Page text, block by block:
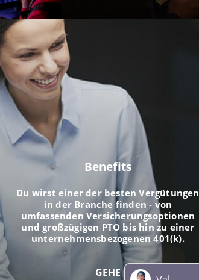
Benefits
Du wirst einer der besten Vergütungen
in der Branche finden - von
umfassenden Versicherungsoptionen
und großzügigen PTO bis hin zu einer
unternehmensbezogenen 401(k).
GEHE